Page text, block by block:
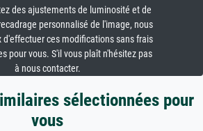
des ajustements de luminosité et de
personnalisé de l'image, nous
d'effectuer ces modifications sans frais
pour vous. S'il vous plaît n'hésitez pas
à nous contacter.
sélectionnées pour
vous